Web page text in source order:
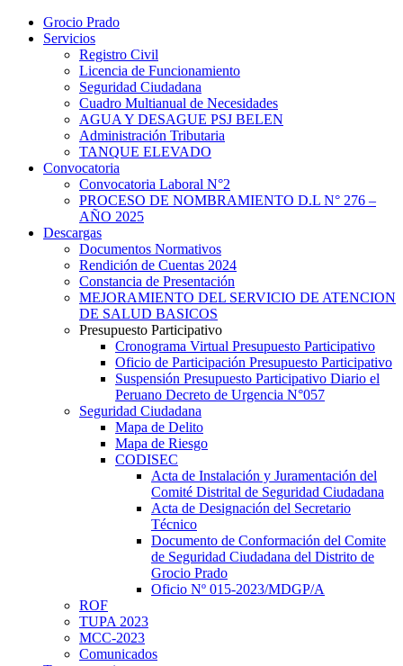
Grocio Prado
Servicios
Registro Civil
Licencia de Funcionamiento
Seguridad Ciudadana
Cuadro Multianual de Necesidades
AGUA Y DESAGUE PSJ BELEN
Administración Tributaria
TANQUE ELEVADO
Convocatoria
Convocatoria Laboral N°2
PROCESO DE NOMBRAMIENTO D.L N° 276 –
AÑO 2025
Descargas
Documentos Normativos
Rendición de Cuentas 2024
Constancia de Presentación
MEJORAMIENTO DEL SERVICIO DE ATENCION
DE SALUD BASICOS
Presupuesto Participativo
Cronograma Virtual Presupuesto Participativo
Oficio de Participación Presupuesto Participativo
Suspensión Presupuesto Participativo Diario el
Peruano Decreto de Urgencia N°057
Seguridad Ciudadana
Mapa de Delito
Mapa de Riesgo
CODISEC
Acta de Instalación y Juramentación del
Comité Distrital de Seguridad Ciudadana
Acta de Designación del Secretario
Técnico
Documento de Conformación del Comite
de Seguridad Ciudadana del Distrito de
Grocio Prado
Oficio Nº 015-2023/MDGP/A
ROF
TUPA 2023
MCC-2023
Comunicados